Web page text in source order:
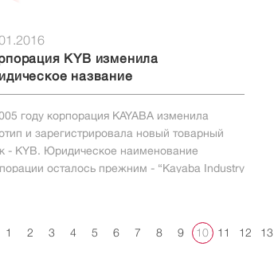
KYB изменила
название
году корпорация KAYABA изменила
и зарегистрировала новый товарный
- KYB. Юридическое наименование
осталось прежним - “Kayaba Industry
1 2 3 4 5 6 7 8 9 10 11 12 13